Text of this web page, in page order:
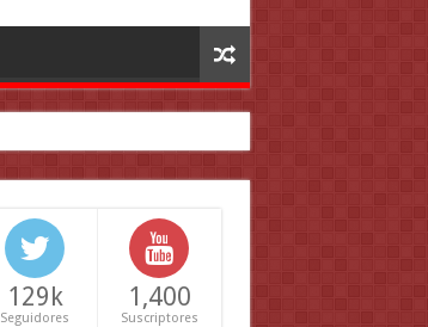
129k
Seguidores
1,400
Suscriptores